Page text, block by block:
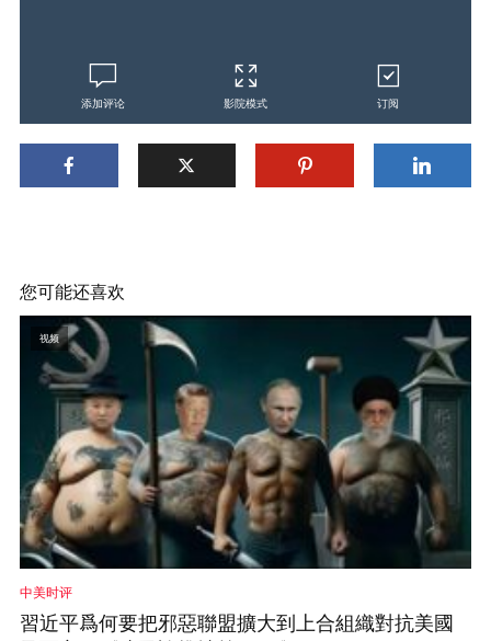
添加评论 影院模式 订阅
您可能还喜欢
视频
中美时评
習近平爲何要把邪惡聯盟擴大到上合組織對抗美國